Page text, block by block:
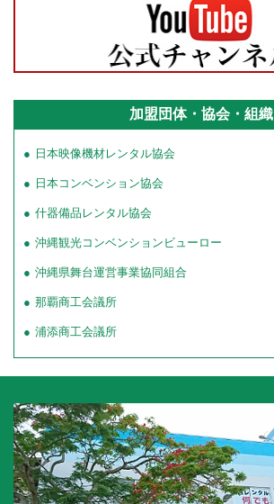
加盟団体・協会・組織
日本映像機材レンタル協会
日本コンベンション協会
什器備品レンタル協会
沖縄観光コンベンションビューロー
沖縄県舞台運営事業協同組合
那覇商工会議所
浦添商工会議所